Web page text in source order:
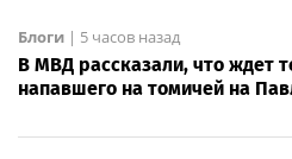
Блоги | 5 часов назад
В МВД рассказали, что ждет
напавшего на томичей на